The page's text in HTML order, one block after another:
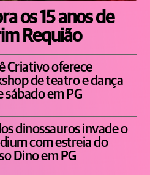
os 15 anos de
Requião
Criativo oferece
de teatro e dança
sábado em PG
dinossauros invade o
com estreia do
Dino em PG